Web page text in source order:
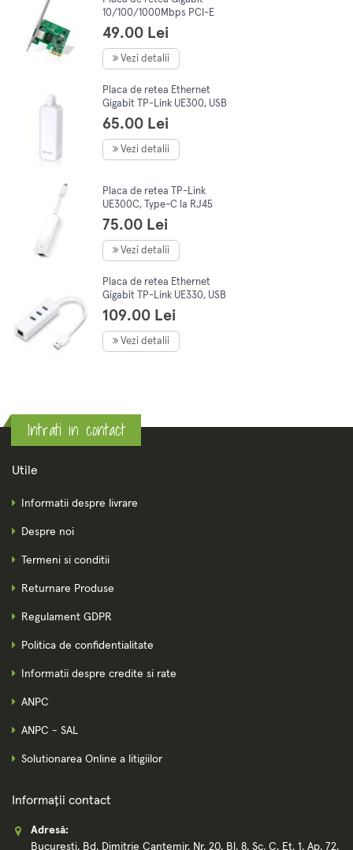
10/100/1000Mbps PCI-E
mini, TP-LINK TG-3468
49.00 Lei
Vezi detalii
Placa de retea Ethernet
Gigabit TP-Link UE300, USB
3.0
65.00 Lei
Vezi detalii
Placa de retea TP-Link
UE300C, Type-C la RJ45
Gigabit Ethernet
75.00 Lei
Vezi detalii
Placa de retea Ethernet
Gigabit TP-Link UE330, USB
3.0, cu hub 3 porturi USB 3.0
109.00 Lei
Vezi detalii
Intrati in contact
Utile
Informatii despre livrare
Despre noi
Termeni si conditii
Returnare Produse
Regulament GDPR
Politica de confidentialitate
Informatii despre credite si rate
ANPC
ANPC - SAL
Solutionarea Online a litigiilor
Informații contact
Adresă:
Bucuresti, Bd. Dimitrie Cantemir, Nr. 20, Bl. 8, Sc. C, Et. 1, Ap. 72,